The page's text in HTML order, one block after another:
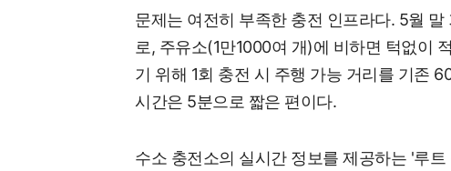
문제는 여전히 부족한 충전 인프라다. 5월
로, 주유소(1만1000여 개)에 비하면 턱없이
기 위해 1회 충전 시 주행 가능 거리를 기존
시간은 5분으로 짧은 편이다.
수소 충전소의 실시간 정보를 제공하는 '루